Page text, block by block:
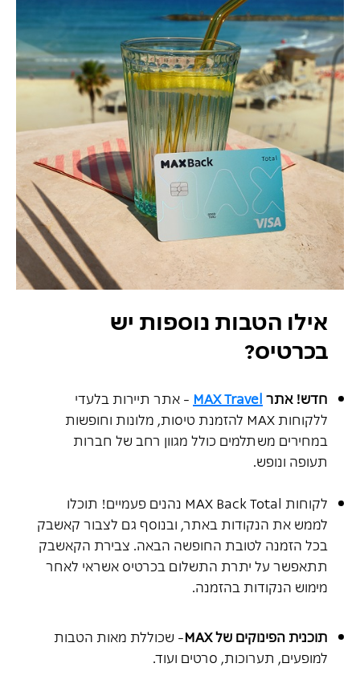
אילו הטבות נוספות יש
בכרטיס?
חדש! אתר MAXTravel
- אתר תיירות בלעדי
ללקוחות MAX להזמנת טיסות, מלונות וחופשות
במחירים משתלמים כולל מגוון רחב של חברות
תעופה ונופש.
לקוחות MAX Back Total נהנים פעמיים! תוכלו
לממש את הנקודות באתר, ובנוסף גם לצבור קאשבק
בכל הזמנה לטובת החופשה הבאה. צבירת הקאשבק
תתאפשר על יתרת התשלום בכרטיס אשראי לאחר
מימוש הנקודות בהזמנה.
תוכנית הפינוקים של MAX
- שכוללת מאות הטבות
למופעים, תערוכות, סרטים ועוד.